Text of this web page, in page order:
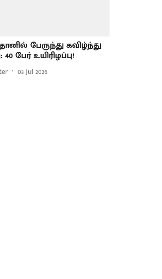
பேருந்து கவிழ்ந்து
40 பேர் உயிரிழப்பு!
03 Jul 2026